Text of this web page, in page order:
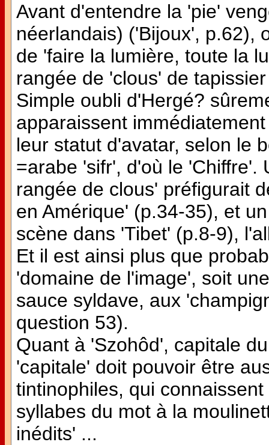
Avant d'entendre la 'pie'
néerlandais) ('Bijoux', p.62),
de 'faire la lumière, toute la
rangée de 'clous' de
Simple oubli d'Hergé?
apparaissent
leur statut d'avatar, selon le
=arabe 'sifr', d'où le 'Chiffre'.
rangée de clous' préfigurait
en Amérique' (p.34-35), et
scène dans 'Tibet' (p.8-9),
Et il est ainsi plus que
'domaine de l'image', soit
sauce syldave, aux
question 53).
Quant à 'Szohôd', capitale
'capitale' doit pouvoir être
tintinophiles, qui
syllabes du mot à la
inédits' ...